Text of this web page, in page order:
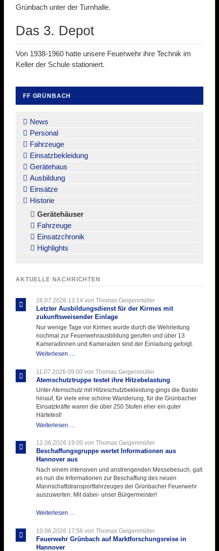
Grünbach unter der Turnhalle.
Das 3. Depot
Von 1938-1960 hatte unsere Feuerwehr ihre Technik im
Keller der Schule stationiert.
FF GRÜNBACH
überspringen
News
Personal
Fahrzeuge
Einsatzbekleidung
Gerätehaus
Ausbildung
Einsätze
Historie
Gerätehäuser
Fahrzeuge
Einsatzchronik
Highlights
AKTUELLE NACHRICHTEN
26.07.2026 13:14von Thomas Geigenmüller
Letzter Ausbildungsdienst für der Kirmes mit
zukunftsweisender Einlage
Nur wenige Tage vor Kirmes wurde durch die Wehrleitung
nochmal zur Feuerwehrausbildung gerufen und über 13
Kameradinnen und Kameraden sind der Einladung gefolgt.
Weiterlesen …
für
der
Kirmes
mit
zukunftsweisender
11.07.2026 09:00 von Thomas Geigenmüller
Atemschutztruppe testet ihre Hitzebelastung
Unter Atemschutz mit Hitzeschutzbekleidung gings die Bastei
hinauf, für viele eine schöne Wanderung, für die Grünbacher
Einsatzkräfte waren die über 250 Stufen eher ein guter
Härtetest!
Weiterlesen …
ihre
Hitzebelastung
12.06.2026 19:00 von Thomas Geigenmüller
Beschaffungsgruppe wertet Informationen aus
Hannover aus
Nach einem intensiven und anstrengenden Messebesuch, galt
es nun die Informationen zur Beschaffung des neuen
Mannschaftstransportfahrzeuges der Grünbacher Feuerwehr
auszuwerten. Mit dabei- unser Bürgermeister!
Weiterlesen …
Informationen
aus
10.06.2026 17:56 von Thomas Geigenmüller
Feuerwehr Grünbach auf Marktforschungsreise in
Hannover